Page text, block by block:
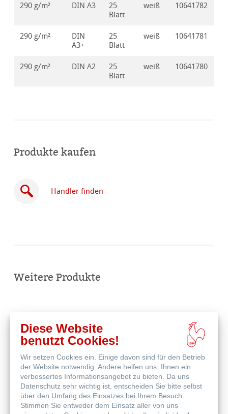
290 g/m² DIN A3
25
Blatt
weiß 10641782
290 g/m²
DIN
A3+
25
Blatt
weiß 10641781
290 g/m² DIN A2
25
Blatt
weiß 10641780
Produkte kaufen
Händler finden
Weitere Produkte
Diese Website
benutzt Cookies!
Wir setzen Cookies ein. Einige davon sind für den Betrieb
der Website notwendig. Andere helfen uns, Ihnen ein
verbessertes Informationsangebot zu bieten. Da uns
Datenschutz sehr wichtig ist, entscheiden Sie bitte selbst
über den Umfang des Einsatzes bei Ihrem Besuch.
Stimmen Sie entweder dem Einsatz aller von uns